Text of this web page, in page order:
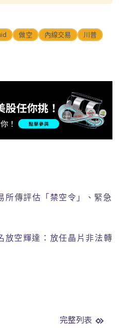
做空 內線交易
川普
所傳評估「禁空令」、緊急
空輝達：放任晶片非法轉
完整列表